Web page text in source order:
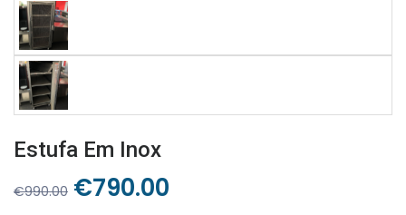
Estufa Em Inox
€990.00 O
€790.00